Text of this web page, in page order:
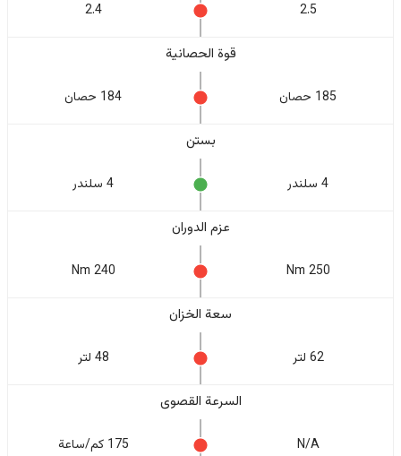
2.5
2.4
قوة الحصانية
185 حصان 184 حصان
بستن
4 سلندر 4 سلندر
عزم الدوران
250 Nm
240 Nm
سعة الخزان
62 لتر 48 لتر
السرعة القصوى
N/A 175 كم/ساعة